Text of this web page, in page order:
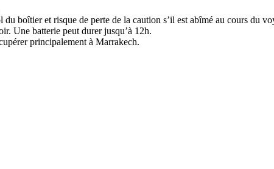
boîtier et risque de perte de la caution s’il est abîmé au cours du
Une batterie peut durer jusqu’à 12h.
principalement à Marrakech.